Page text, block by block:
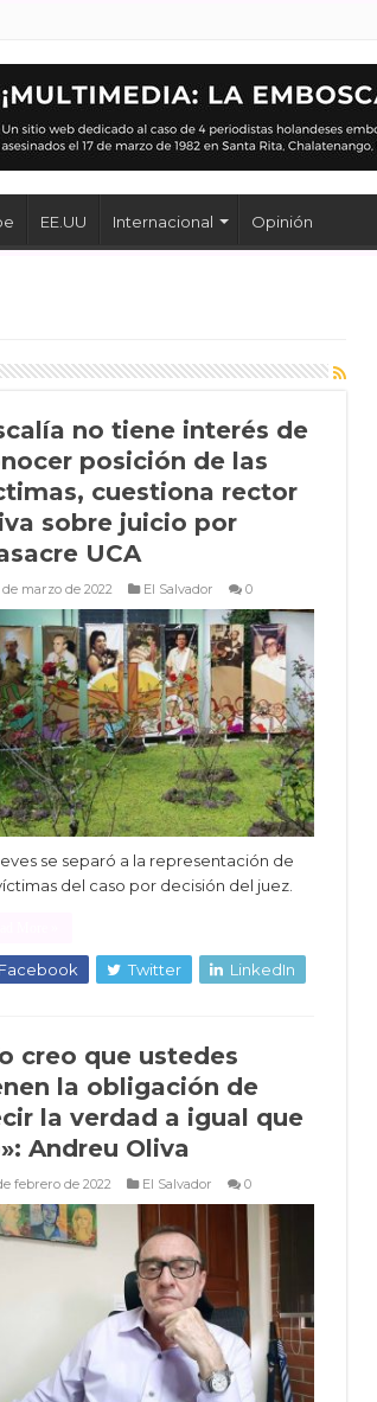
EE.UU Internacional Opinión
no tiene interés de
posición de las
cuestiona rector
sobre juicio por
UCA
de marzo de 2022 El Salvador 0
se separó a la representación de
del caso por decisión del juez.
Facebook Twitter LinkedIn
creo que ustedes
la obligación de
la verdad a igual que
Andreu Oliva
febrero de 2022 El Salvador 0